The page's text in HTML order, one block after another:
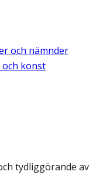
och nämnder
och konst
tydliggörande av